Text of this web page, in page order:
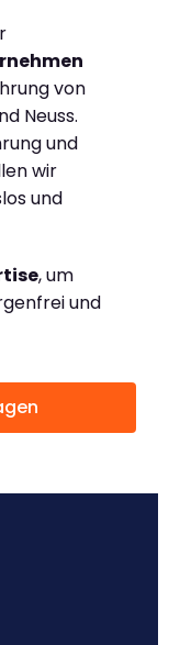
von
Neuss.
und
wir
und
, um
und